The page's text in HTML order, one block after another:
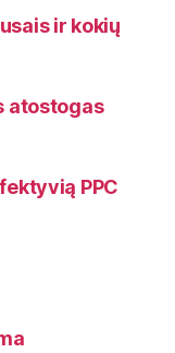
ir kokių
atostogas
PPC